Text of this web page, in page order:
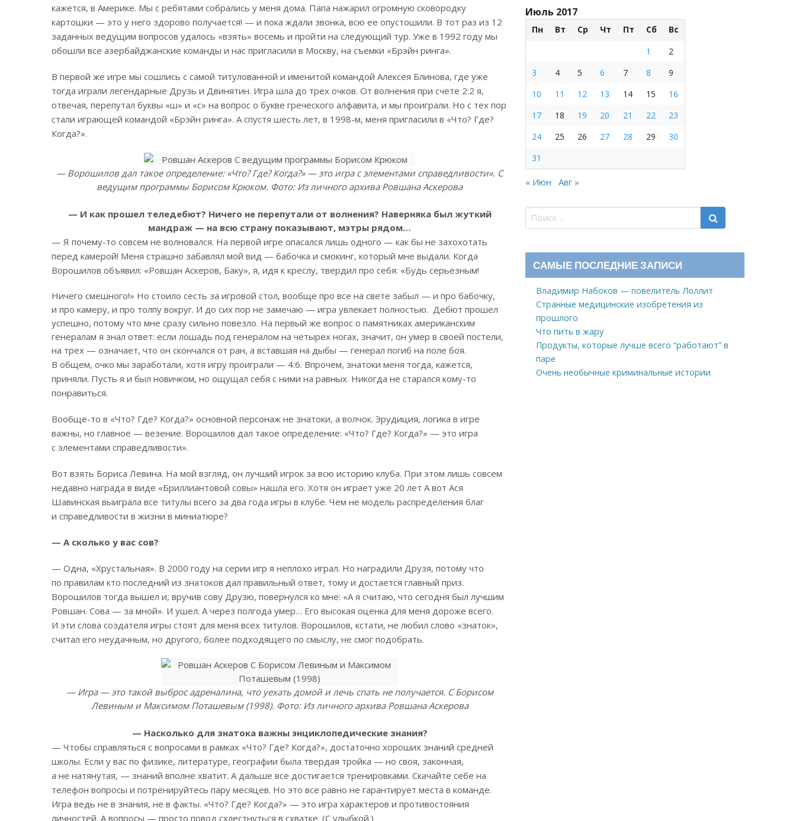
кажется, в Америке. Мы с ребятами собрались у меня дома. Папа нажарил огромную сковородку
картошки — это у него здорово получается! — и пока ждали звонка, всю ее опустошили. В тот раз из 12
заданных ведущим вопросов удалось «взять» восемь и пройти на следующий тур. Уже в 1992 году мы
обошли все азербайджанские команды и нас пригласили в Москву, на съемки «Брэйн ринга».
В первой же игре мы сошлись с самой титулованной и именитой командой Алексея Блинова, где уже
тогда играли легендарные Друзь и Двинятин. Игра шла до трех очков. От волнения при счете 2:2 я,
отвечая, перепутал буквы «ш» и «с» на вопрос о букве греческого алфавита, и мы проиграли. Но с тех пор
стали играющей командой «Брэйн ринга». А спустя шесть лет, в 1998-м, меня пригласили в «Что? Где?
Когда?».
— Ворошилов дал такое определение: «Что? Где? Когда?» — это игра с элементами справедливости». С
ведущим программы Борисом Крюком. Фото: Из личного архива Ровшана Аскерова
— И как прошел теледебют? Ничего не перепутали от волнения? Наверняка был жуткий
мандраж — на всю страну показывают, мэтры рядом…
— Я почему-то совсем не волновался. На первой игре опасался лишь одного — как бы не захохотать
перед камерой! Меня страшно забавлял мой вид — бабочка и смокинг, который мне выдали. Когда
Ворошилов объявил: «Ровшан Аскеров, Баку», я, идя к креслу, твердил про себя: «Будь серьезным!
Ничего смешного!» Но стоило сесть за игровой стол, вообще про все на свете забыл — и про бабочку,
и про камеру, и про толпу вокруг. И до сих пор не замечаю — игра увлекает полностью. Дебют прошел
успешно, потому что мне сразу сильно повезло. На первый же вопрос о памятниках американским
генералам я знал ответ: если лошадь под генералом на четырех ногах, значит, он умер в своей постели,
на трех — означает, что он скончался от ран, а вставшая на дыбы — генерал погиб на поле боя.
В общем, очко мы заработали, хотя игру проиграли — 4:6. Впрочем, знатоки меня тогда, кажется,
приняли. Пусть я и был новичком, но ощущал себя с ними на равных. Никогда не старался кому-то
понравиться.
Вообще-то в «Что? Где? Когда?» основной персонаж не знатоки, а волчок. Эрудиция, логика в игре
важны, но главное — везение. Ворошилов дал такое определение: «Что? Где? Когда?» — это игра
с элементами справедливости».
Вот взять Бориса Левина. На мой взгляд, он лучший игрок за всю историю клуба. При этом лишь совсем
недавно награда в виде «Бриллиантовой совы» нашла его. Хотя он играет уже 20 лет А вот Ася
Шавинская выиграла все титулы всего за два года игры в клубе. Чем не модель распределения благ
и справедливости в жизни в миниатюре?
— А сколько у вас сов?
— Одна, «Хрустальная». В 2000 году на серии игр я неплохо играл. Но наградили Друзя, потому что
по правилам кто последний из знатоков дал правильный ответ, тому и достается главный приз.
Ворошилов тогда вышел и, вручив сову Друзю, повернулся ко мне: «А я считаю, что сегодня был лучшим
Ровшан. Сова — за мной». И ушел. А через полгода умер… Его высокая оценка для меня дороже всего.
И эти слова создателя игры стоят для меня всех титулов. Ворошилов, кстати, не любил слово «знаток»,
считал его неудачным, но другого, более подходящего по смыслу, не смог подобрать.
— Игра — это такой выброс адреналина, что уехать домой и лечь спать не получается. С Борисом
Левиным и Максимом Поташевым (1998). Фото: Из личного архива Ровшана Аскерова
— Насколько для знатока важны энциклопедические знания?
— Чтобы справляться с вопросами в рамках «Что? Где? Когда?», достаточно хороших знаний средней
школы. Если у вас по физике, литературе, географии была твердая тройка — но своя, законная,
а не натянутая, — знаний вполне хватит. А дальше все достигается тренировками. Скачайте себе на
телефон вопросы и потренируйтесь пару месяцев. Но это все равно не гарантирует места в команде.
Игра ведь не в знания, не в факты. «Что? Где? Когда?» — это игра характеров и противостояния
личностей. А вопросы — просто повод схлестнуться в схватке. (С улыбкой.)
Июль 2017
Пн Вт Ср Чт Пт Сб
Вс
1
2
3
4 5 6 7 8
9
10
11 12 13 14 15
16
17
18 19 20 21 22
23
24
25 26 27 28 29
30
31
« Июн Авг »
САМЫЕ ПОСЛЕДНИЕ ЗАПИСИ
Владимир Набоков — повелитель Лоллит
Странные медицинские изобретения из
прошлого
Что пить в жару
Продукты, которые лучше всего “работают” в
паре
Очень необычные криминальные истории